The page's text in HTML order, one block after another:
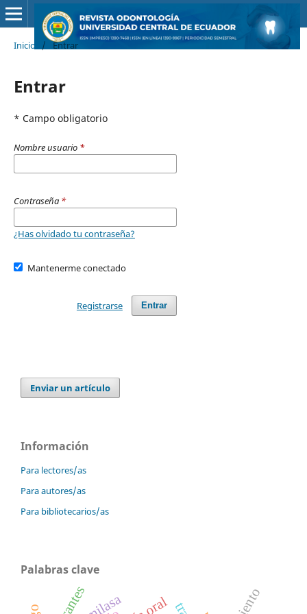
Inicio / Entrar
Entrar
* Campo obligatorio
Nombre usuario *
Contraseña *
¿Has olvidado tu contraseña?
Mantenerme conectado
Entrar
Registrarse
Enviar un artículo
Información
Para lectores/as
Para autores/as
Para bibliotecarios/as
Palabras clave